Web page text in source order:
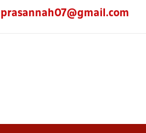
prasannah07@gmail.com